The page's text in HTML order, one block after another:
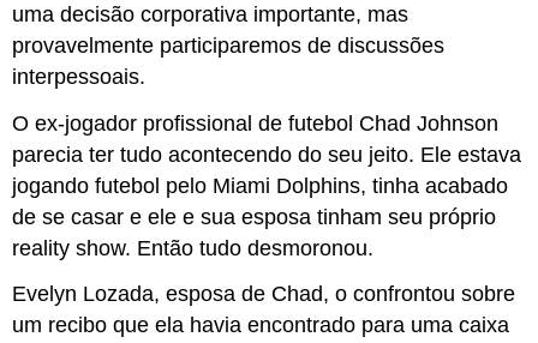
uma decisão corporativa importante, mas
provavelmente participaremos de discussões
interpessoais.
O ex-jogador profissional de futebol Chad Johnson
parecia ter tudo acontecendo do seu jeito. Ele estava
jogando futebol pelo Miami Dolphins, tinha acabado
de se casar e ele e sua esposa tinham seu próprio
reality show. Então tudo desmoronou.
Evelyn Lozada, esposa de Chad, o confrontou sobre
um recibo que ela havia encontrado para uma caixa